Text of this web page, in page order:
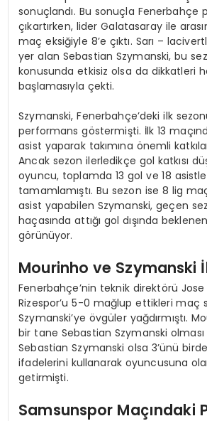
sonuçlandı. Bu sonuçla Fenerbahçe
çıkartırken, lider Galatasaray ile
maç eksiğiyle 8’e çıktı. Sarı –
yer alan Sebastian Szymanski, bu
konusunda etkisiz olsa da dikkatleri
başlamasıyla çekti.
Szymanski, Fenerbahçe’deki ilk
performans göstermişti. İlk 13
asist yaparak takımına önemli
Ancak sezon ilerledikçe gol katkısı
oyuncu, toplamda 13 gol ve 18
tamamlamıştı. Bu sezon ise 8 lig
asist yapabilen Szymanski, geçen
haçasında attığı gol dışında
görünüyor.
Mourinho ve Szymanski
Fenerbahçe’nin teknik direktörü
Rizespor’u 5-0 mağlup ettikleri maç
Szymanski’ye övgüler yağdırmıştı.
bir tane Sebastian Szymanski
Sebastian Szymanski olsa 3’ünü
ifadelerini kullanarak oyuncusuna
getirmişti.
Samsunspor Maçındaki